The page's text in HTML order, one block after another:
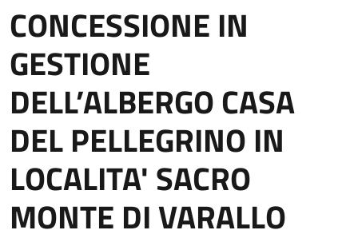
CONCESSIONE IN
GESTIONE
DELL’ALBERGO CASA
DEL PELLEGRINO IN
LOCALITA' SACRO
MONTE DI VARALLO